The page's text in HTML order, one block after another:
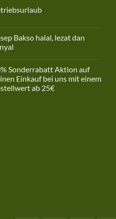
Bakso halal, lezat dan
Sonderrabatt Aktion auf
Einkauf bei uns mit einem
ab 25€